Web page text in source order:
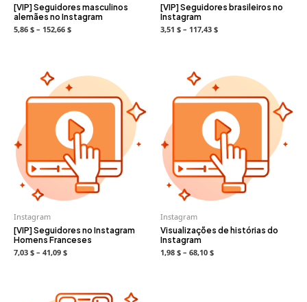
[VIP] Seguidores masculinos
alemães no Instagram
5,86 $ – 152,66 $
[VIP] Seguidores brasileiros no
Instagram
3,51 $ – 117,43 $
Instagram
[VIP] Seguidores no Instagram
Homens Franceses
7,03 $ – 41,09 $
Instagram
Visualizações de histórias do
Instagram
1,98 $ – 68,10 $